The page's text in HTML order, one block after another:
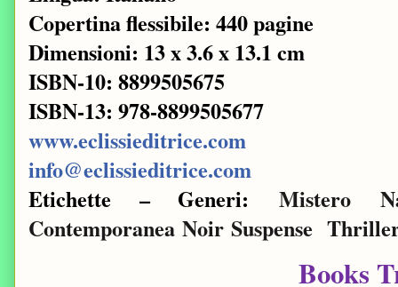
Copertina flessibile: ‎440 pagine
Dimensioni: 13 x 3.6 x 13.1 cm
ISBN-10: 8899505675
ISBN-13: ‎978-8899505677
www.eclissieditrice.com
info@eclissieditrice.com
Etichette – Generi: Mistero
Contemporanea Noir Suspense
Books